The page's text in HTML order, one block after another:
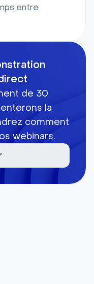
entre
de 30
la
comment
webinars.